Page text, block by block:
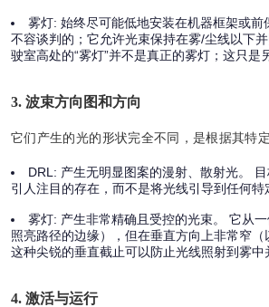
雾灯: 始终尽可能低地安装在机器框架或前
不容谈判的；它允许光束保持在雾/尘线以下
驶室高处的“雾灯”并不是真正的雾灯；这只是
3. 波束方向图和方向
它们产生的光的形状完全不同，是根据其特
DRL: 产生无明显图案的漫射、散射光。 目
引人注目的存在，而不是将光线引导到任何特
雾灯: 产生非常精确且受控的光束。 它从
照亮路径的边缘），但在垂直方向上非常窄（
这种尖锐的垂直截止可以防止光线照射到雾中
4. 激活与运行